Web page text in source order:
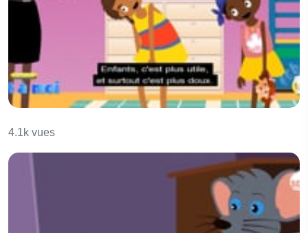
4.1k vues